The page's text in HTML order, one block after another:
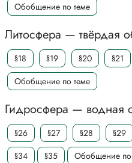
Обобщение по теме
Литосфера — твёрдая
§18 §19 §20 §21
Обобщение по теме
Гидросфера — водная
§26 §27 §28 §29
§34
§35 Обобщение по